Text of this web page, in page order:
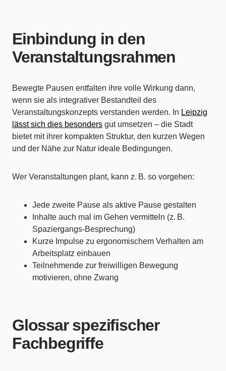
Einbindung in den
Veranstaltungsrahmen
Bewegte Pausen entfalten ihre volle Wirkung dann,
wenn sie als integrativer Bestandteil des
Veranstaltungskonzepts verstanden werden. In Leipzig
lässt sich dies besonders gut umsetzen – die Stadt
bietet mit ihrer kompakten Struktur, den kurzen Wegen
und der Nähe zur Natur ideale Bedingungen.
Wer Veranstaltungen plant, kann z. B. so vorgehen:
Jede zweite Pause als aktive Pause gestalten
Inhalte auch mal im Gehen vermitteln (z. B.
Spaziergangs-Besprechung)
Kurze Impulse zu ergonomischem Verhalten am
Arbeitsplatz einbauen
Teilnehmende zur freiwilligen Bewegung
motivieren, ohne Zwang
Glossar spezifischer
Fachbegriffe